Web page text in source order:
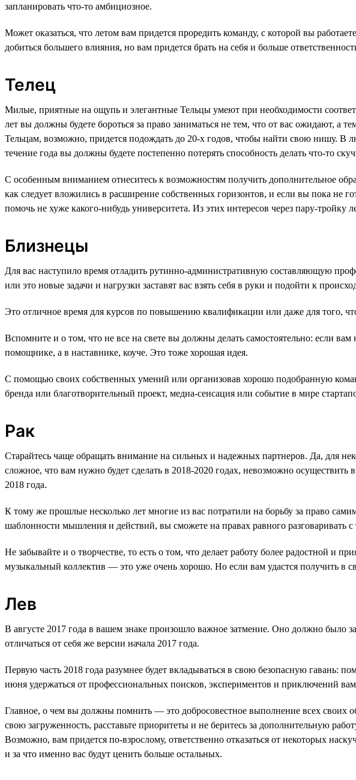
запланировать что-то амбициозное.
Может оказаться, что летом вам придется проредить команду, с которой вы
добиться большего влияния, но вам придется брать на себя и больше
Телец
Милые, приятные на ощупь и элегантные Тельцы умеют при необходимости
лет вы должны будете бороться за право заниматься не тем, что от вас ожидают,
Тельцам, возможно, придется подождать до 20-х годов, чтобы найти свою нишу. В
течение года вы должны будете постепенно потерять способность делать что-то
С особенным вниманием отнеситесь к возможностям получить дополнительное
как следует вложились в расширение собственных горизонтов, и если вы пока не
помочь не хуже какого-нибудь университета. Из этих интересов через пару-тройку
Близнецы
Для вас наступило время отладить рутинно-административную составляющую
или это новые задачи и нагрузки заставят вас взять себя в руки и подойти к
Это отличное время для курсов по повышению квалификации или даже для того,
Вспомните и о том, что не все на свете вы должны делать самостоятельно: если
помощнике, а в наставнике, коуче. Это тоже хорошая идея.
С помощью своих собственных умений или организовав хорошо подобранную
бренда или благотворительный проект, медиа-сенсация или событие в мире
Рак
Старайтесь чаще обращать внимание на сильных и надежных партнеров. Да, для
сложное, что вам нужно будет сделать в 2018-2020 годах, невозможно
2018 года.
К тому же прошлые несколько лет многие из вас потратили на борьбу за право
шаблонности мышления и действий, вы сможете на правах равного
Не забывайте и о творчестве, то есть о том, что делает работу более радостной и
музыкальный коллектив — это уже очень хорошо. Но если вам удастся получить в
Лев
В августе 2017 года в вашем знаке произошло важное затмение. Оно должно было
отличаться от себя же версии начала 2017 года.
Первую часть 2018 года разумнее будет вкладываться в свою безопасную гавань:
июня удержаться от профессиональных поисков, экспериментов и приключений
Главное, о чем вы должны помнить — это добросовестное выполнение всех своих
свою загруженность, расставьте приоритеты и не беритесь за дополнительную
Возможно, вам придется по-взрослому, ответственно отказаться от некоторых
и за что именно вас будут ценить больше остальных.